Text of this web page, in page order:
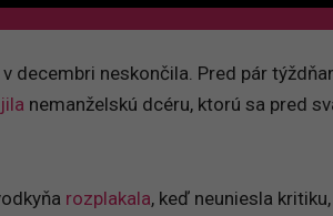
decembri neskončila. Pred pár
nemanželskú dcéru, ktorú sa pred
rozplakala, keď neuniesla